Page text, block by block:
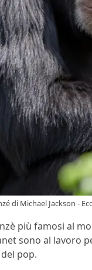
di Michael Jackson -
più famosi al
sono al
pop.